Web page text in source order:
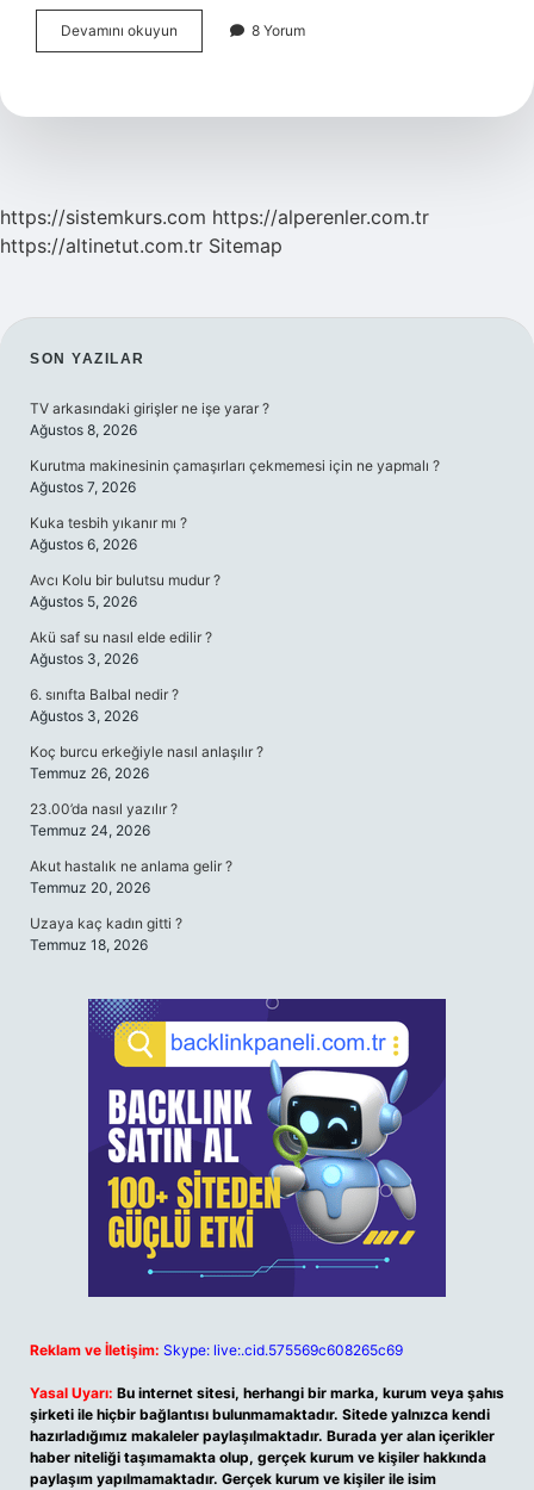
Devamını okuyun Aktarmalı
Yolcu
Mi
8 Yorum
https://sistemkurs.com https://alperenler.com.tr
https://altinetut.com.tr Sitemap
SIDEBAR
SON YAZILAR
TV arkasındaki girişler ne işe yarar ?
Ağustos 8, 2026
Kurutma makinesinin çamaşırları çekmemesi için ne yapmalı ?
Ağustos 7, 2026
Kuka tesbih yıkanır mı ?
Ağustos 6, 2026
Avcı Kolu bir bulutsu mudur ?
Ağustos 5, 2026
Akü saf su nasıl elde edilir ?
Ağustos 3, 2026
6. sınıfta Balbal nedir ?
Ağustos 3, 2026
Koç burcu erkeğiyle nasıl anlaşılır ?
Temmuz 26, 2026
23.00’da nasıl yazılır ?
Temmuz 24, 2026
Akut hastalık ne anlama gelir ?
Temmuz 20, 2026
Uzaya kaç kadın gitti ?
Temmuz 18, 2026
Reklam ve İletişim: Skype: live:.cid.575569c608265c69
Yasal Uyarı: Bu internet sitesi, herhangi bir marka, kurum veya şahıs
şirketi ile hiçbir bağlantısı bulunmamaktadır. Sitede yalnızca kendi
hazırladığımız makaleler paylaşılmaktadır. Burada yer alan içerikler
haber niteliği taşımamakta olup, gerçek kurum ve kişiler hakkında
paylaşım yapılmamaktadır. Gerçek kurum ve kişiler ile isim